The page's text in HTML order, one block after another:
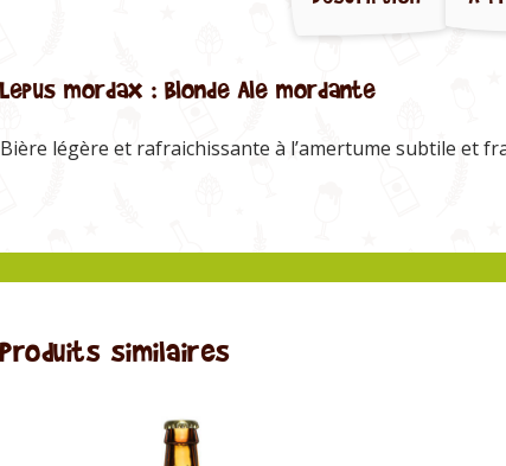
Lepus mordax : Blonde Ale mordante
Bière légère et rafraichissante à l’amertume subtile et
Produits similaires